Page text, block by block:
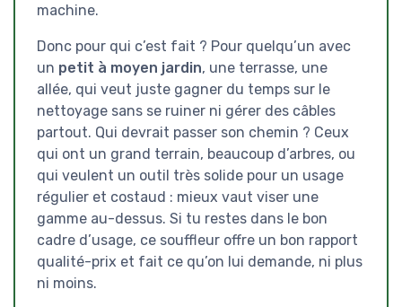
machine.
Donc pour qui c’est fait ? Pour quelqu’un avec
un petit à moyen jardin, une terrasse, une
allée, qui veut juste gagner du temps sur le
nettoyage sans se ruiner ni gérer des câbles
partout. Qui devrait passer son chemin ? Ceux
qui ont un grand terrain, beaucoup d’arbres, ou
qui veulent un outil très solide pour un usage
régulier et costaud : mieux vaut viser une
gamme au-dessus. Si tu restes dans le bon
cadre d’usage, ce souffleur offre un bon rapport
qualité-prix et fait ce qu’on lui demande, ni plus
ni moins.